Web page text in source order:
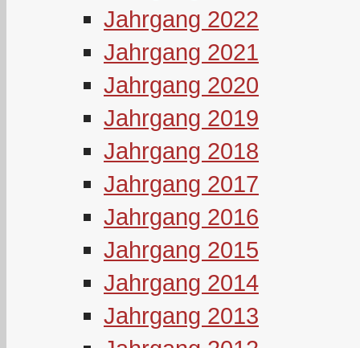
Jahrgang 2022
Jahrgang 2021
Jahrgang 2020
Jahrgang 2019
Jahrgang 2018
Jahrgang 2017
Jahrgang 2016
Jahrgang 2015
Jahrgang 2014
Jahrgang 2013